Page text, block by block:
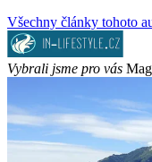
Všechny články tohoto
Vybrali jsme pro vás